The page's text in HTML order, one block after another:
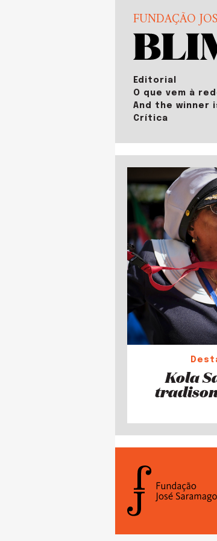
FUNDAÇÃO
Editorial
O que vem à
And the winner
Crítica
Kola